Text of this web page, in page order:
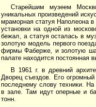
Старейшим музеем
уникальных произведений
мраморная статуя Наполеона
установки на одной из
бежал, а статуя осталась в
золотую модель первого
фирмы Фаберже, и золотую
палате находится постоянная
В 1961 г. в древний
Дворец съездов. Его
последнему слову техники. На
в зале. Там идут оперные и
тонн.